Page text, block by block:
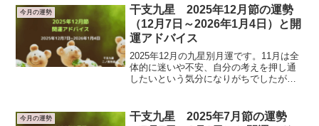
読んでみてくださいね。気学では1年の始
まりは立春からで...
今月の運勢
干支九星 2025年12月節の運勢
（12月7日～2026年1月4日）と開
運アドバイス
2025年12月の九星別月運です。11月は全
体的に迷いや不安、自分の考えを押し通
したいという気分になりがちでしたが今
事に過ごすと良いでしょう。下の表で、
今月の運勢
干支九星 2025年7月節の運勢